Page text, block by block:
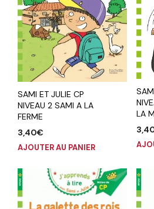
SAMI ET JULIE CP
NIVEAU 2 SAMI A LA
FERME
3,40€
AJOUTER AU PANIER
LA